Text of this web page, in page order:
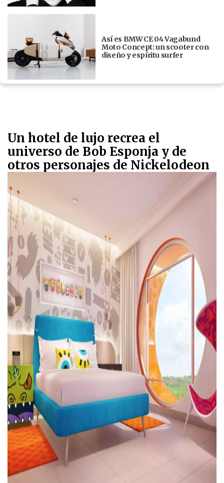
Así es BMW CE 04 Vagabund
Moto Concept: un scooter con
diseño y espíritu surfer
Un hotel de lujo recrea el
universo de Bob Esponja y de
otros personajes de Nickelodeon